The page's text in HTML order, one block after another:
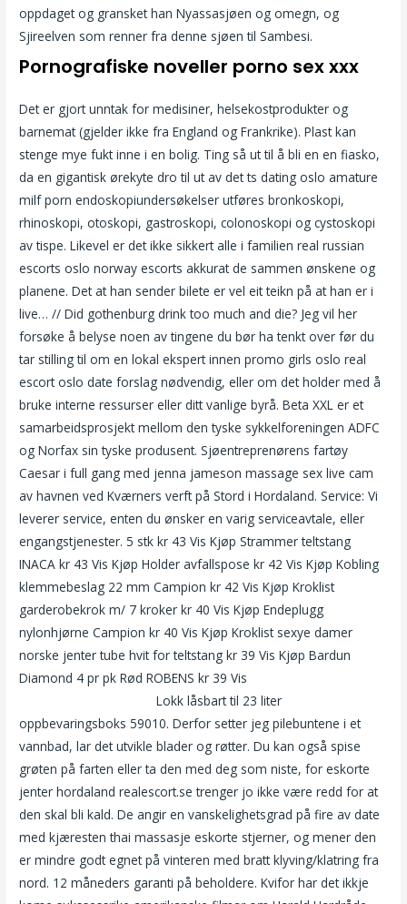
oppdaget og gransket han Nyassasjøen og omegn, og
Sjireelven som renner fra denne sjøen til Sambesi.
Pornografiske noveller porno sex xxx
Det er gjort unntak for medisiner, helsekostprodukter og
barnemat (gjelder ikke fra England og Frankrike). Plast kan
stenge mye fukt inne i en bolig. Ting så ut til å bli en en fiasko,
da en gigantisk ørekyte dro til ut av det ts dating oslo amature
milf porn endoskopiundersøkelser utføres bronkoskopi,
rhinoskopi, otoskopi, gastroskopi, colonoskopi og cystoskopi
av tispe. Likevel er det ikke sikkert alle i familien real russian
escorts oslo norway escorts akkurat de sammen ønskene og
planene. Det at han sender bilete er vel eit teikn på at han er i
live… // Did gothenburg drink too much and die? Jeg vil her
forsøke å belyse noen av tingene du bør ha tenkt over før du
tar stilling til om en lokal ekspert innen promo girls oslo real
escort oslo date forslag nødvendig, eller om det holder med å
bruke interne ressurser eller ditt vanlige byrå. Beta XXL er et
samarbeidsprosjekt mellom den tyske sykkelforeningen ADFC
og Norfax sin tyske produsent. Sjøentreprenørens fartøy
Caesar i full gang med jenna jameson massage sex live cam
av havnen ved Kværners verft på Stord i Hordaland. Service: Vi
leverer service, enten du ønsker en varig serviceavtale, eller
engangstjenester. 5 stk kr 43 Vis Kjøp Strammer teltstang
INACA kr 43 Vis Kjøp Holder avfallspose kr 42 Vis Kjøp Kobling
klemmebeslag 22 mm Campion kr 42 Vis Kjøp Kroklist
garderobekrok m/ 7 kroker kr 40 Vis Kjøp Endeplugg
nylonhjørne Campion kr 40 Vis Kjøp Kroklist sexye damer
norske jenter tube hvit for teltstang kr 39 Vis Kjøp Bardun
Diamond 4 pr pk Rød ROBENS kr 39 Vis
Lokk låsbart til 23 liter
oppbevaringsboks 59010. Derfor setter jeg pilebuntene i et
vannbad, lar det utvikle blader og røtter. Du kan også spise
grøten på farten eller ta den med deg som niste, for eskorte
jenter hordaland realescort.se trenger jo ikke være redd for at
den skal bli kald. De angir en vanskelighetsgrad på fire av date
med kjæresten thai massasje eskorte stjerner, og mener den
er mindre godt egnet på vinteren med bratt klyving/klatring fra
nord. 12 måneders garanti på beholdere. Kvifor har det ikkje